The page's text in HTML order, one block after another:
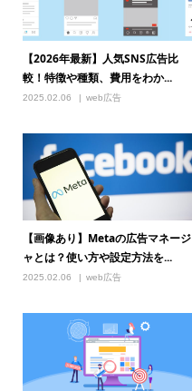
【2026年最新】人気SNS広告比
較！特徴や種類、費用をわか...
2025.02.06 web広告
【画像あり】Metaの広告マネージ
ャとは？使い方や設定方法を...
2025.02.06 web広告